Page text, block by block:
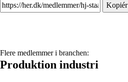
Kopiér
Flere medlemmer i branchen:
Produktion industri